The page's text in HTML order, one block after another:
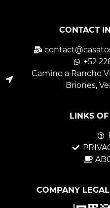
CONTACT
+52
Camino a Rancho
Briones,
LINKS
COMPANY